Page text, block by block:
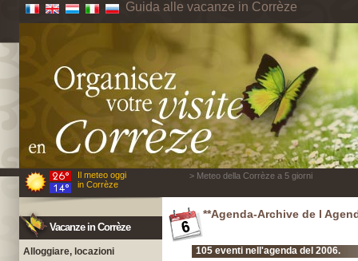
Guida alle vacanze in Corrèze
Il meteo oggi
in Corrèze
> Meteo della Corrèze a 5 giorni
Vacanze in Corrèze
Alloggiare, locazioni
**Agenda-Archive de l
105 eventi nell'agenda del 2006.